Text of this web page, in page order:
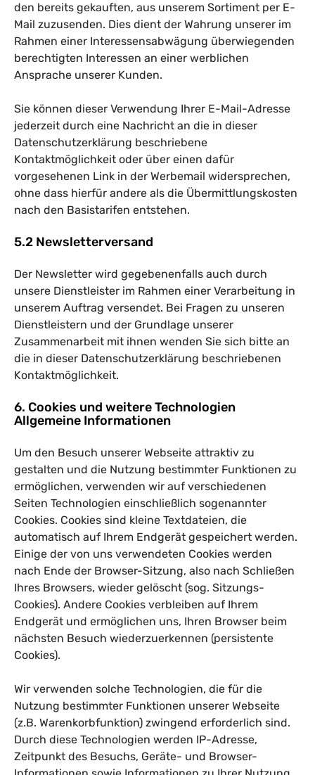
den bereits gekauften, aus unserem Sortiment per E-
Mail zuzusenden. Dies dient der Wahrung unserer im
Rahmen einer Interessensabwägung überwiegenden
berechtigten Interessen an einer werblichen
Ansprache unserer Kunden.
Sie können dieser Verwendung Ihrer E-Mail-Adresse
jederzeit durch eine Nachricht an die in dieser
Datenschutzerklärung beschriebene
Kontaktmöglichkeit oder über einen dafür
vorgesehenen Link in der Werbemail widersprechen,
ohne dass hierfür andere als die Übermittlungskosten
nach den Basistarifen entstehen.
5.2 Newsletterversand
Der Newsletter wird gegebenenfalls auch durch
unsere Dienstleister im Rahmen einer Verarbeitung in
unserem Auftrag versendet. Bei Fragen zu unseren
Dienstleistern und der Grundlage unserer
Zusammenarbeit mit ihnen wenden Sie sich bitte an
die in dieser Datenschutzerklärung beschriebenen
Kontaktmöglichkeit.
6. Cookies und weitere Technologien
Allgemeine Informationen
Um den Besuch unserer Webseite attraktiv zu
gestalten und die Nutzung bestimmter Funktionen zu
ermöglichen, verwenden wir auf verschiedenen
Seiten Technologien einschließlich sogenannter
Cookies. Cookies sind kleine Textdateien, die
automatisch auf Ihrem Endgerät gespeichert werden.
Einige der von uns verwendeten Cookies werden
nach Ende der Browser-Sitzung, also nach Schließen
Ihres Browsers, wieder gelöscht (sog. Sitzungs-
Cookies). Andere Cookies verbleiben auf Ihrem
Endgerät und ermöglichen uns, Ihren Browser beim
nächsten Besuch wiederzuerkennen (persistente
Cookies).
Wir verwenden solche Technologien, die für die
Nutzung bestimmter Funktionen unserer Webseite
(z.B. Warenkorbfunktion) zwingend erforderlich sind.
Durch diese Technologien werden IP-Adresse,
Zeitpunkt des Besuchs, Geräte- und Browser-